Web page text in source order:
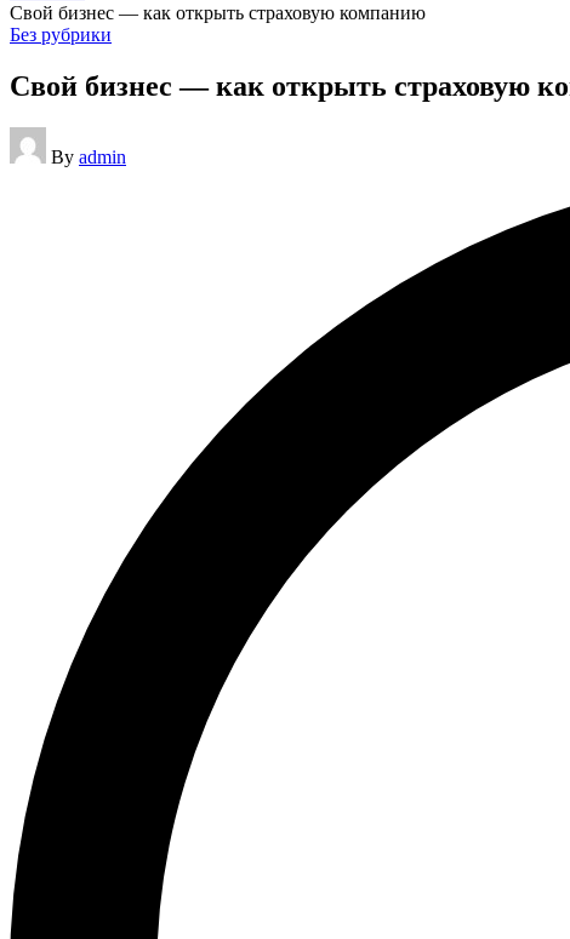
Свой бизнес — как открыть страховую компанию
Posted
Без рубрики
Свой бизнес — как открыть страховую
Posted
by
By admin